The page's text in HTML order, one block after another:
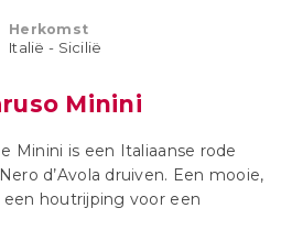
Herkomst
Italië - Sicilië
Minini
Minini is een Italiaanse rode
d’Avola druiven. Een mooie,
houtrijping voor een